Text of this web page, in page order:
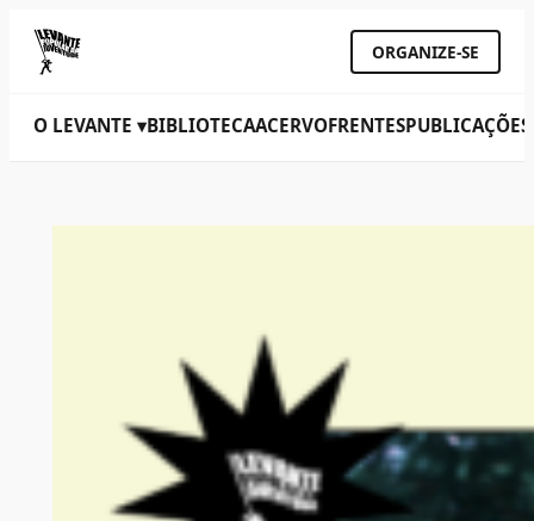
ORGANIZE-SE
O LEVANTE ▾BIBLIOTECAACERVOFRENTESPUBLICAÇÕES